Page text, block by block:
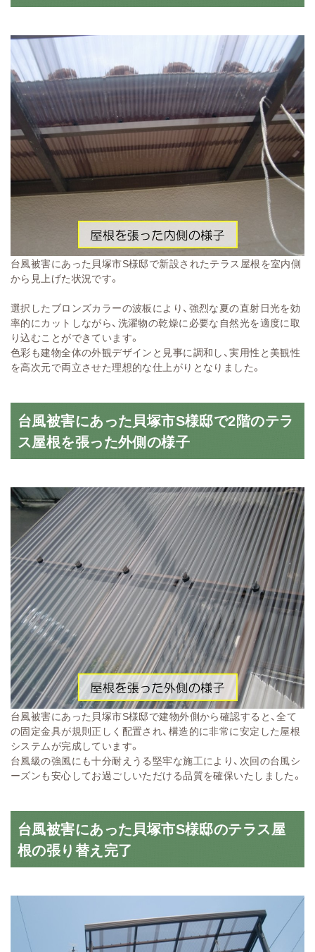
台風被害にあった貝塚市S様邸で新設されたテラス屋根を室内側
から見上げた状況です。
選択したブロンズカラーの波板により、強烈な夏の直射日光を効
率的にカットしながら、洗濯物の乾燥に必要な自然光を適度に取
り込むことができています。
色彩も建物全体の外観デザインと見事に調和し、実用性と美観性
を高次元で両立させた理想的な仕上がりとなりました。
台風被害にあった貝塚市S様邸で2階のテラ
ス屋根を張った外側の様子
台風被害にあった貝塚市S様邸で建物外側から確認すると、全て
の固定金具が規則正しく配置され、構造的に非常に安定した屋根
システムが完成しています。
台風級の強風にも十分耐えうる堅牢な施工により、次回の台風シ
ーズンも安心してお過ごしいただける品質を確保いたしました。
台風被害にあった貝塚市S様邸のテラス屋
根の張り替え完了